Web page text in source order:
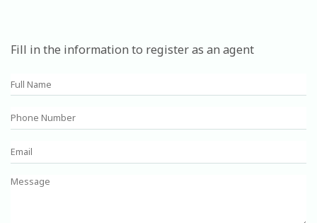
Fill in the information to register as an agent